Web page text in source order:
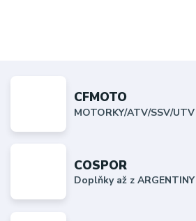
CFMOTO
MOTORKY/ATV/SSV/UTV
COSPOR
Doplňky až z ARGENTINY